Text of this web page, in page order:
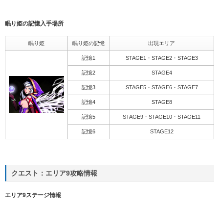
眠り姫の記憶入手場所
眠り姫 眠り姫の記憶 出現エリア
記憶1 STAGE1・STAGE2・STAGE3
記憶2 STAGE4
記憶3 STAGE5・STAGE6・STAGE7
記憶4 STAGE8
記憶5 STAGE9・STAGE10・STAGE11
記憶6 STAGE12
クエスト：エリア9攻略情報
エリア9ステージ情報